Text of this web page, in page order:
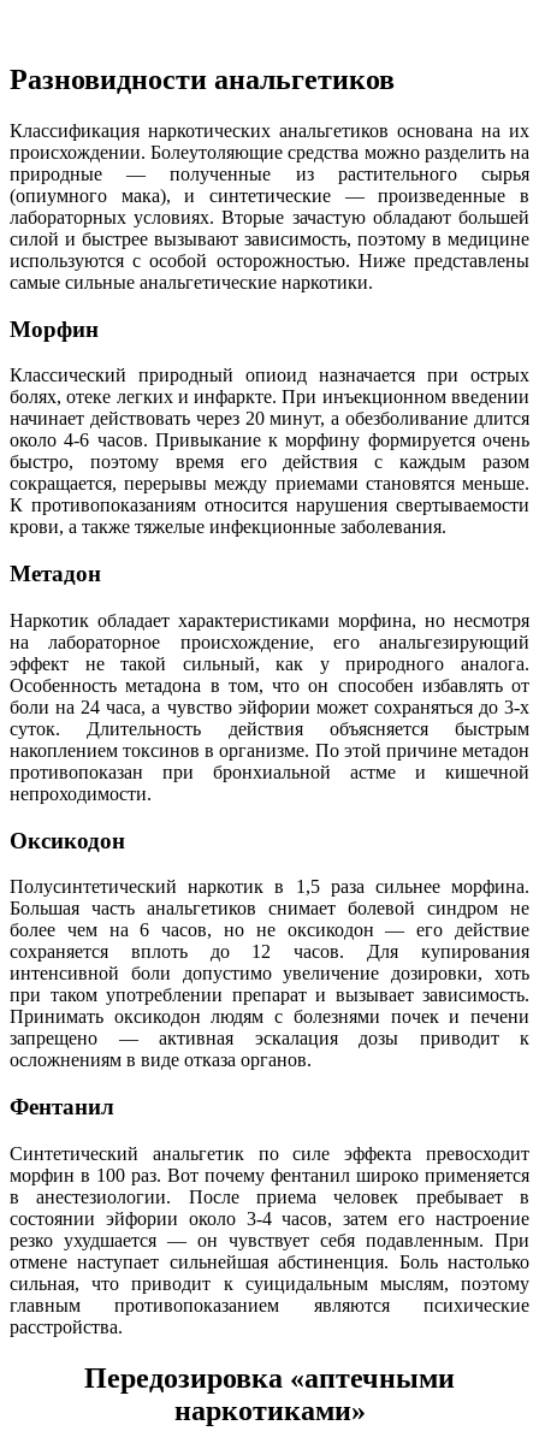
Разновидности анальгетиков
Классификация наркотических анальгетиков основана на их
происхождении. Болеутоляющие средства можно разделить на
природные — полученные из растительного сырья
(опиумного мака), и синтетические — произведенные в
лабораторных условиях. Вторые зачастую обладают большей
силой и быстрее вызывают зависимость, поэтому в медицине
используются с особой осторожностью. Ниже представлены
самые сильные анальгетические наркотики.
Морфин
Классический природный опиоид назначается при острых
болях, отеке легких и инфаркте. При инъекционном введении
начинает действовать через 20 минут, а обезболивание длится
около 4-6 часов. Привыкание к морфину формируется очень
быстро, поэтому время его действия с каждым разом
сокращается, перерывы между приемами становятся меньше.
К противопоказаниям относится нарушения свертываемости
крови, а также тяжелые инфекционные заболевания.
Метадон
Наркотик обладает характеристиками морфина, но несмотря
на лабораторное происхождение, его анальгезирующий
эффект не такой сильный, как у природного аналога.
Особенность метадона в том, что он способен избавлять от
боли на 24 часа, а чувство эйфории может сохраняться до 3-х
суток. Длительность действия объясняется быстрым
накоплением токсинов в организме. По этой причине метадон
противопоказан при бронхиальной астме и кишечной
непроходимости.
Оксикодон
Полусинтетический наркотик в 1,5 раза сильнее морфина.
Большая часть анальгетиков снимает болевой синдром не
более чем на 6 часов, но не оксикодон — его действие
сохраняется вплоть до 12 часов. Для купирования
интенсивной боли допустимо увеличение дозировки, хоть
при таком употреблении препарат и вызывает зависимость.
Принимать оксикодон людям с болезнями почек и печени
запрещено — активная эскалация дозы приводит к
осложнениям в виде отказа органов.
Фентанил
Синтетический анальгетик по силе эффекта превосходит
морфин в 100 раз. Вот почему фентанил широко применяется
в анестезиологии. После приема человек пребывает в
состоянии эйфории около 3-4 часов, затем его настроение
резко ухудшается — он чувствует себя подавленным. При
отмене наступает сильнейшая абстиненция. Боль настолько
сильная, что приводит к суицидальным мыслям, поэтому
главным противопоказанием являются психические
расстройства.
Передозировка «аптечными
наркотиками»